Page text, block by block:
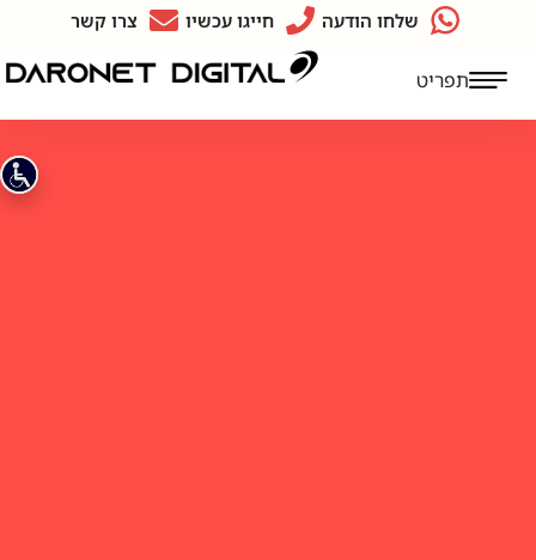
תפריט
שלחו הודעה חייגו עכשיו צרו קשר